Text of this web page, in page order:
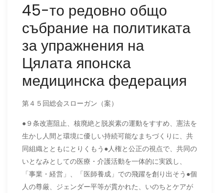
45-то редовно общо
събрание на политиката
за упражнения на
Цялата японска
медицинска федерация
第４５回総会スローガン（案）
●９条改憲阻止、核廃絶と脱炭素の運動をすすめ、憲法を
生かし人間と環境に優しい持続可能なまちづくりに、共
同組織とともにとりくもう●人権と公正の視点で、共同の
いとなみとしての医療・介護活動を一体的に実践し、
「事業・経営」、「医師養成」での飛躍を創り出そう●個
人の尊厳、ジェンダー平等が貫かれた、いのちとケアが